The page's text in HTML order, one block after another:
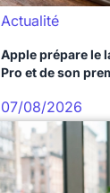
Actualité
Apple prépare le
Pro et de son
07/08/2026